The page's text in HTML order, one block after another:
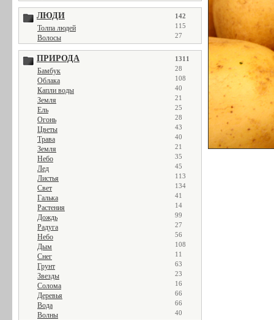
ЛЮДИ 142
Толпа людей 115
Волосы 27
ПРИРОДА 1311
Бамбук 28
Облака 108
Капли воды 40
Земля 21
Ель 25
Огонь 28
Цветы 43
Трава 40
Земля 21
Небо 35
Лед 45
Листья 113
Свет 134
Галька 41
Растения 14
Дождь 99
Радуга 27
Небо 56
Дым 108
Снег 11
Грунт 63
Звезды 23
Солома 16
Деревья 66
Вода 66
Волны 40